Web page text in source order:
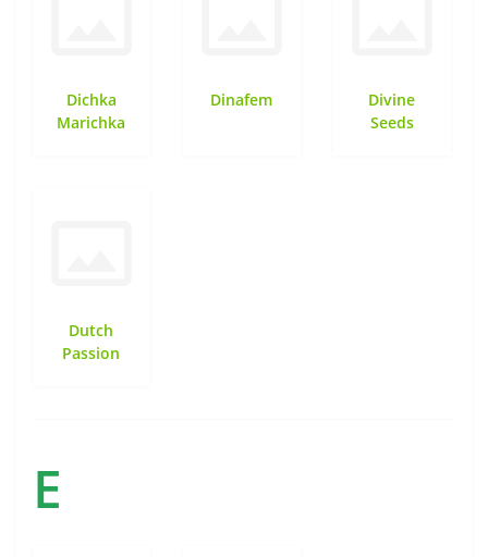
Dichka
Marichka
Dinafem
Divine
Seeds
Dutch
Passion
E